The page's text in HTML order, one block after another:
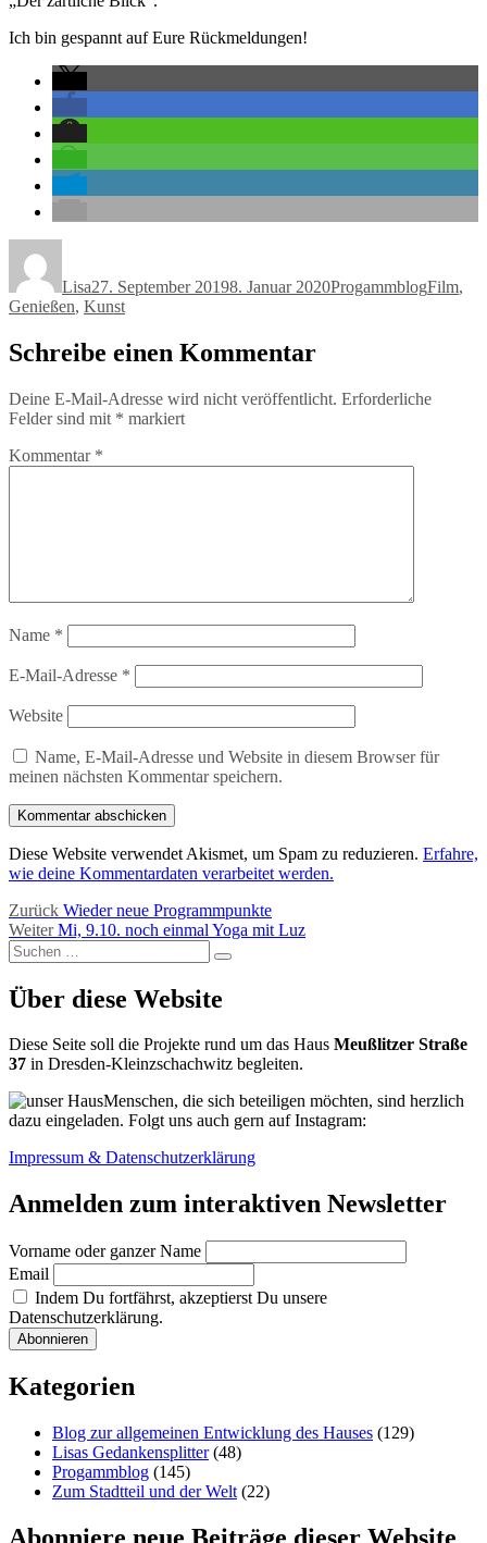
Ich bin gespannt auf Eure Rückmeldungen!
Lisa27. September 20198. Januar 2020ProgammblogFilm,
Genießen, Kunst
Schreibe einen Kommentar
Deine E-Mail-Adresse wird nicht veröffentlicht. Erforderliche
Felder sind mit * markiert
Kommentar *
Name *
E-Mail-Adresse *
Website
Name, E-Mail-Adresse und Website in diesem Browser für
meinen nächsten Kommentar speichern.
Diese Website verwendet Akismet, um Spam zu reduzieren. Erfahre,
wie deine Kommentardaten verarbeitet werden.
Beitragsnavigation
Zurück Vorheriger
Beitrag:
Wieder neue Programmpunkte
Weiter Nächster
Beitrag:
Mi, 9.10. noch einmal Yoga mit Luz
Suchen
nach:
Suchen
Über diese Website
Diese Seite soll die Projekte rund um das Haus Meußlitzer Straße
37 in Dresden-Kleinzschachwitz begleiten.
Menschen, die sich beteiligen möchten, sind herzlich
dazu eingeladen. Folgt uns auch gern auf Instagram:
Impressum & Datenschutzerklärung
Anmelden zum interaktiven Newsletter
Vorname oder ganzer Name
Email
Indem Du fortfährst, akzeptierst Du unsere
Datenschutzerklärung.
Kategorien
Blog zur allgemeinen Entwicklung des Hauses (129)
Lisas Gedankensplitter(48)
Progammblog (145)
Zum Stadtteil und der Welt (22)